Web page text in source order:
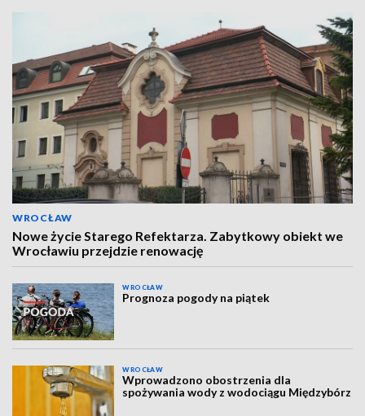
WROCŁAW
Nowe życie Starego Refektarza. Zabytkowy obiekt we
Wrocławiu przejdzie renowację
WROCŁAW
Prognoza pogody na piątek
WROCŁAW
Wprowadzono obostrzenia dla
spożywania wody z wodociągu Międzybórz